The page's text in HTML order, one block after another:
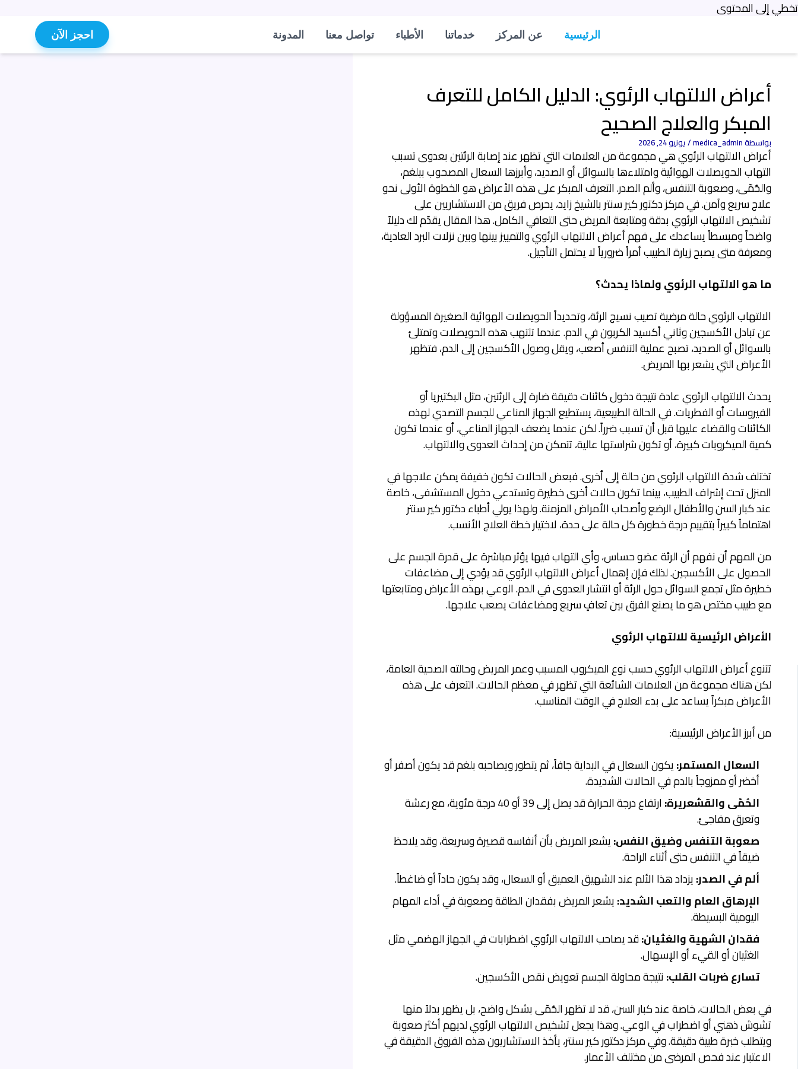
تخطي إلى المحتوى
الرئيسية عن المركز خدماتنا الأطباء تواصل معنا المدونة احجز الآن
أعراض الالتهاب الرئوي: الدليل الكامل للتعرف
المبكر والعلاج الصحيح
بواسطةmedica_admin
/يونيو 24, 2026
أعراض الالتهاب الرئوي هي مجموعة من العلامات التي تظهر عند إصابة الرئتين بعدوى تسبب
التهاب الحويصلات الهوائية وامتلاءها بالسوائل أو الصديد، وأبرزها السعال المصحوب ببلغم،
والحُمّى، وصعوبة التنفس، وألم الصدر. التعرف المبكر على هذه الأعراض هو الخطوة الأولى نحو
علاج سريع وآمن. في مركز دكتور كير سنتر بالشيخ زايد، يحرص فريق من الاستشاريين على
تشخيص الالتهاب الرئوي بدقة ومتابعة المريض حتى التعافي الكامل. هذا المقال يقدّم لك دليلاً
واضحاً ومبسطاً يساعدك على فهم أعراض الالتهاب الرئوي والتمييز بينها وبين نزلات البرد العادية،
ومعرفة متى يصبح زيارة الطبيب أمراً ضرورياً لا يحتمل التأجيل.
ما هو الالتهاب الرئوي ولماذا يحدث؟
الالتهاب الرئوي حالة مرضية تصيب نسيج الرئة، وتحديداً الحويصلات الهوائية الصغيرة المسؤولة
عن تبادل الأكسجين وثاني أكسيد الكربون في الدم. عندما تلتهب هذه الحويصلات وتمتلئ
بالسوائل أو الصديد، تصبح عملية التنفس أصعب، ويقل وصول الأكسجين إلى الدم، فتظهر
الأعراض التي يشعر بها المريض.
يحدث الالتهاب الرئوي عادة نتيجة دخول كائنات دقيقة ضارة إلى الرئتين، مثل البكتيريا أو
الفيروسات أو الفطريات. في الحالة الطبيعية، يستطيع الجهاز المناعي للجسم التصدي لهذه
الكائنات والقضاء عليها قبل أن تسبب ضرراً. لكن عندما يضعف الجهاز المناعي، أو عندما تكون
كمية الميكروبات كبيرة، أو تكون شراستها عالية، تتمكن من إحداث العدوى والالتهاب.
تختلف شدة الالتهاب الرئوي من حالة إلى أخرى. فبعض الحالات تكون خفيفة يمكن علاجها في
المنزل تحت إشراف الطبيب، بينما تكون حالات أخرى خطيرة وتستدعي دخول المستشفى، خاصة
عند كبار السن والأطفال الرضع وأصحاب الأمراض المزمنة. ولهذا يولي أطباء دكتور كير سنتر
اهتماماً كبيراً بتقييم درجة خطورة كل حالة على حدة، لاختيار خطة العلاج الأنسب.
من المهم أن نفهم أن الرئة عضو حساس، وأي التهاب فيها يؤثر مباشرة على قدرة الجسم على
الحصول على الأكسجين. لذلك فإن إهمال أعراض الالتهاب الرئوي قد يؤدي إلى مضاعفات
خطيرة مثل تجمع السوائل حول الرئة أو انتشار العدوى في الدم. الوعي بهذه الأعراض ومتابعتها
مع طبيب مختص هو ما يصنع الفرق بين تعافٍ سريع ومضاعفات يصعب علاجها.
الأعراض الرئيسية للالتهاب الرئوي
تتنوع أعراض الالتهاب الرئوي حسب نوع الميكروب المسبب وعمر المريض وحالته الصحية العامة،
لكن هناك مجموعة من العلامات الشائعة التي تظهر في معظم الحالات. التعرف على هذه
الأعراض مبكراً يساعد على بدء العلاج في الوقت المناسب.
من أبرز الأعراض الرئيسية:
السعال المستمر:يكون السعال في البداية جافاً، ثم يتطور ويصاحبه بلغم قد يكون أصفر أو
أخضر أو ممزوجاً بالدم في الحالات الشديدة.
الحُمّى والقشعريرة:
ارتفاع درجة الحرارة قد يصل إلى 39 أو 40 درجة مئوية، مع رعشة
وتعرق مفاجئ.
صعوبة التنفس وضيق النفس:يشعر المريض بأن أنفاسه قصيرة وسريعة، وقد يلاحظ
ضيقاً في التنفس حتى أثناء الراحة.
ألم في الصدر:يزداد هذا الألم عند الشهيق العميق أو السعال، وقد يكون حاداً أو ضاغطاً.
الإرهاق العام والتعب الشديد:يشعر المريض بفقدان الطاقة وصعوبة في أداء المهام
اليومية البسيطة.
فقدان الشهية والغثيان:قد يصاحب الالتهاب الرئوي اضطرابات في الجهاز الهضمي مثل
الغثيان أو القيء أو الإسهال.
تسارع ضربات القلب:نتيجة محاولة الجسم تعويض نقص الأكسجين.
في بعض الحالات، خاصة عند كبار السن، قد لا تظهر الحُمّى بشكل واضح، بل يظهر بدلاً منها
تشوش ذهني أو اضطراب في الوعي. وهذا يجعل تشخيص الالتهاب الرئوي لديهم أكثر صعوبة
ويتطلب خبرة طبية دقيقة. وفي مركز دكتور كير سنتر، يأخذ الاستشاريون هذه الفروق الدقيقة في
الاعتبار عند فحص المرضى من مختلف الأعمار.